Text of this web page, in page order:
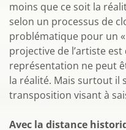
moins que ce soit la
selon un processus de
problématique pour un
projective de l’artiste
représentation ne peut
la réalité. Mais surtout il
transposition visant à
Avec la distance